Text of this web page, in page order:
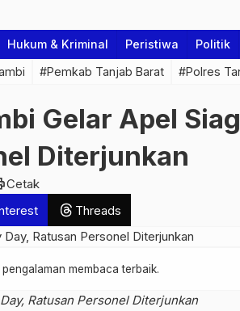
Hukum & Kriminal Peristiwa Politik
#Pemkab Tanjab Barat #Polres
Gelar Apel
Diterjunkan
Cetak
Threads
membaca terbaik.
Ratusan Personel Diterjunkan